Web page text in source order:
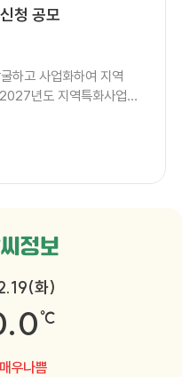
터 생활자원팀(☎ 054-
청 공모
하고 사업화하여 지역
년도 지역특화사업
,
정보
화)
℃
매우나쁨